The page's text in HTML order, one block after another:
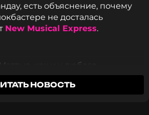
есть объяснение, почему
не досталась
New Musical Express.
как и у любого
- очень яркий южный акцент.
на прослушивание, режиссер
НОВОСТЬ